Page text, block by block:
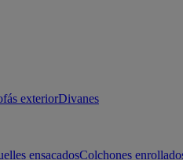
exteriorDivanes
ensacadosColchones